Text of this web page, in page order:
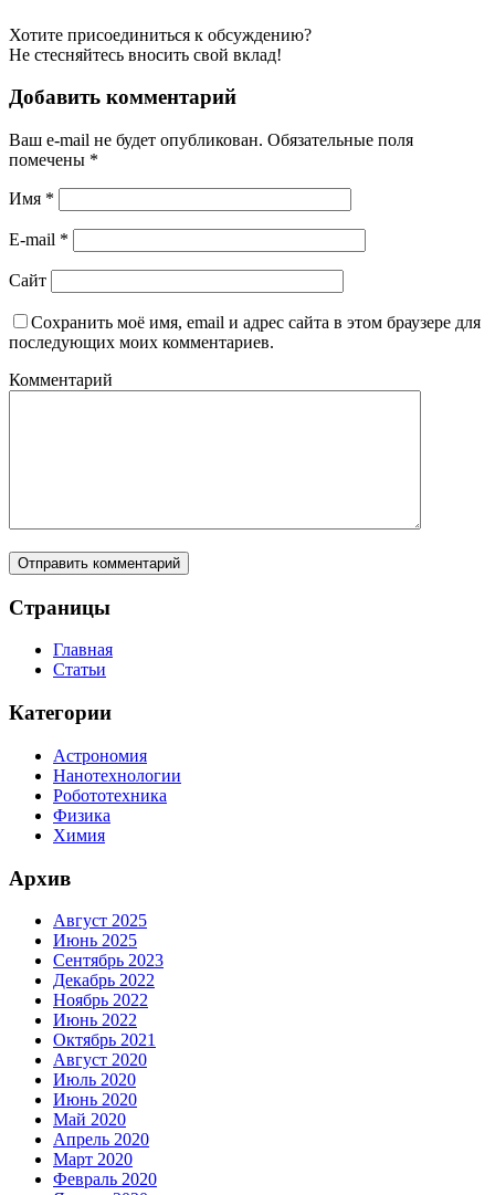
Хотите присоединиться к обсуждению?
Не стесняйтесь вносить свой вклад!
Добавить комментарий
Ваш e-mail не будет опубликован. Обязательные поля
помечены *
Имя *
E-mail *
Сайт
Сохранить моё имя, email и адрес сайта в этом браузере для
последующих моих комментариев.
Комментарий
Страницы
Главная
Статьи
Категории
Астрономия
Нанотехнологии
Робототехника
Физика
Химия
Архив
Август 2025
Июнь 2025
Сентябрь 2023
Декабрь 2022
Ноябрь 2022
Июнь 2022
Октябрь 2021
Август 2020
Июль 2020
Июнь 2020
Май 2020
Апрель 2020
Март 2020
Февраль 2020